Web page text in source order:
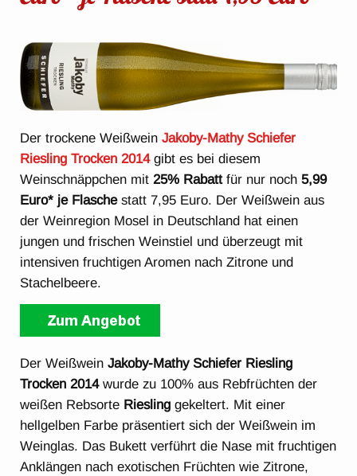
Der trockene WeißweinJakoby-Mathy Schiefer
Riesling Trocken 2014gibt es bei diesem
Weinschnäppchen mit 25% Rabattfür nur noch5,99
Euro* je Flaschestatt 7,95 Euro. Der Weißwein aus
der Weinregion Mosel in Deutschland hat einen
jungen und frischen Weinstiel und überzeugt mit
intensiven fruchtigen Aromen nach Zitrone und
Stachelbeere.
Der WeißweinJakoby-Mathy Schiefer Riesling
Trocken 2014wurde zu 100% aus Rebfrüchten der
weißen Rebsorte Riesling gekeltert. Mit einer
hellgelben Farbe präsentiert sich der Weißwein im
Weinglas. Das Bukett verführt die Nase mit fruchtigen
Anklängen nach exotischen Früchten wie Zitrone,